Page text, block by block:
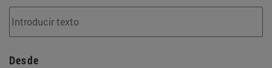
Desde